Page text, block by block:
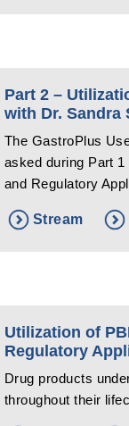
Part 2 –
with Dr. Sandra
The GastroPlus
asked during Part
and Regulatory
Stream
Utilization of
Regulatory
Drug products
throughout their